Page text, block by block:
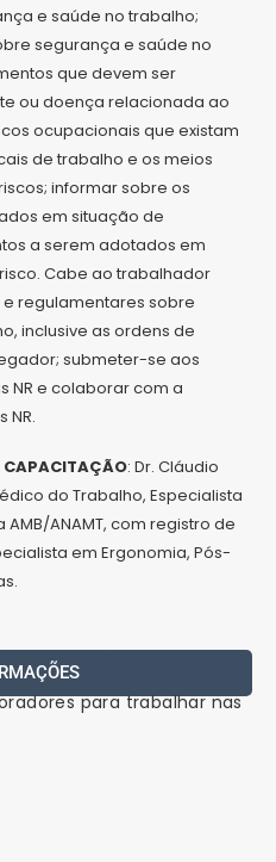
e saúde no trabalho;
segurança e saúde no
que devem ser
ou doença relacionada ao
ocupacionais que existam
de trabalho e os meios
informar sobre os
em situação de
a serem adotados em
Cabe ao trabalhador
regulamentares sobre
inclusive as ordens de
submeter-se aos
NR e colaborar com a
NR.
CAPACITAÇÃO: Dr. Cláudio
do Trabalho, Especialista
ANAMT, com registro de
em Ergonomia, Pós-
para trabalhar nas